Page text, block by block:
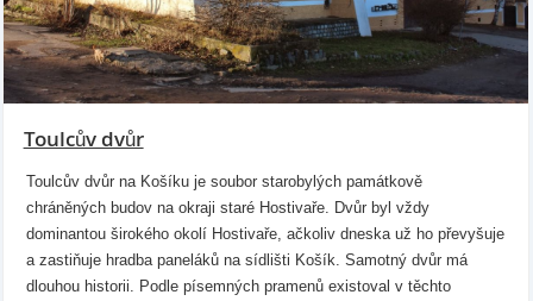
Toulcův dvůr
Toulcův dvůr na Košíku je soubor starobylých památkově
chráněných budov na okraji staré Hostivaře. Dvůr byl vždy
dominantou širokého okolí Hostivaře, ačkoliv dneska už ho převyšuje
a zastiňuje hradba paneláků na sídlišti Košík. Samotný dvůr má
dlouhou historii. Podle písemných pramenů existoval v těchto